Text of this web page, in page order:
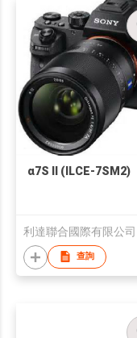
α7S II (ILCE-7SM2)
利達聯合國際有限公司
查詢